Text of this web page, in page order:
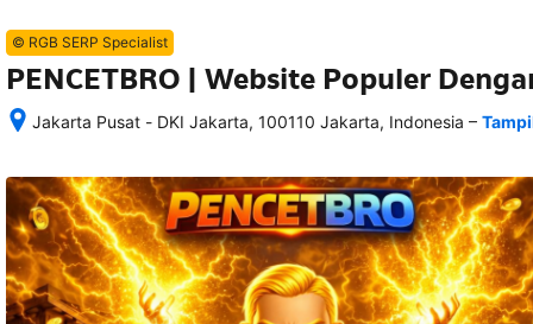
© RGB SERP Specialist
PENCETBRO | Website Populer
Jakarta Pusat - DKI Jakarta, 100110 Jakarta, Indonesia
semua
rincian
akomodasi
termasuk
nomor
telepon
–